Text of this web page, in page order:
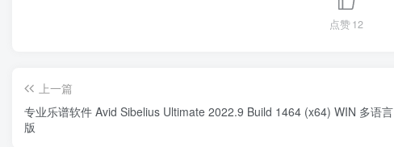
点赞12
上一篇
专业乐谱软件 Avid Sibelius Ultimate 2022.9 Build 1464 (x64) WIN 多语言
版